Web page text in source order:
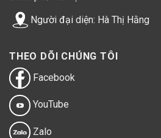
Người đại diện: Hà Thị Hằng
THEO DÕI CHÚNG TÔI
Facebook
YouTube
Zalo